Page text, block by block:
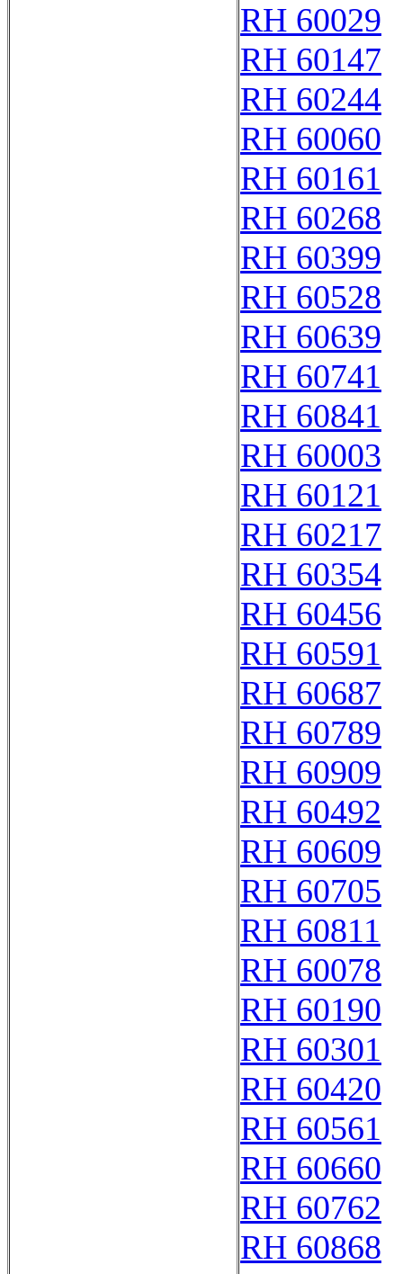
RH 60029
RH 60147
RH 60244
RH 60060
RH 60161
RH 60268
RH 60399
RH 60528
RH 60639
RH 60741
RH 60841
RH 60003
RH 60121
RH 60217
RH 60354
RH 60456
RH 60591
RH 60687
RH 60789
RH 60909
RH 60492
RH 60609
RH 60705
RH 60811
RH 60078
RH 60190
RH 60301
RH 60420
RH 60561
RH 60660
RH 60762
RH 60868